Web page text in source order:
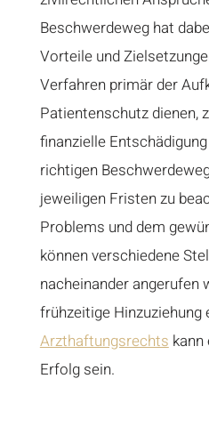
Beschwerdeweg hat
Vorteile und
Verfahren primär der
Patientenschutz dienen,
finanzielle
richtigen
jeweiligen Fristen zu
Problems und dem
können verschiedene
nacheinander angerufen
frühzeitige
Arzthaftungsrechts
Erfolg sein.